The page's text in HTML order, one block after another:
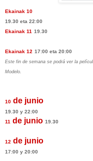
Ekainak 10
19.30 eta 22:00
Ekainak 11 19.30
Ekainak 12 17:00 eta 20:00
Este fin de semana se podrá ver la
Modelo.
10 de junio
19.30 y 22:00
11 de junio 19.30
12 de junio
17:00 y 20:00